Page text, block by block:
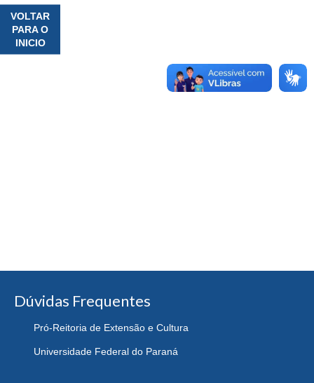
VOLTAR
PARA O
INICIO
Dúvidas Frequentes
Pró-Reitoria de Extensão e Cultura
Universidade Federal do Paraná